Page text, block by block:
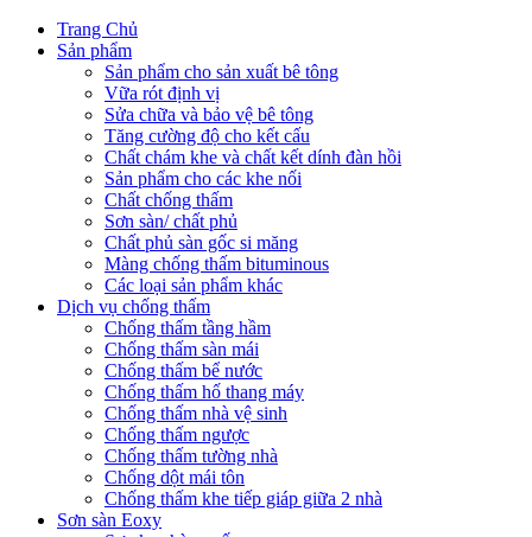
Trang Chủ
Sản phẩm
Sản phẩm cho sản xuất bê tông
Vữa rót định vị
Sửa chữa và bảo vệ bê tông
Tăng cường độ cho kết cấu
Chất chám khe và chất kết dính đàn hồi
Sản phẩm cho các khe nối
Chất chống thấm
Sơn sàn/ chất phủ
Chất phủ sàn gốc si măng
Màng chống thấm bituminous
Các loại sản phẩm khác
Dịch vụ chống thấm
Chống thấm tầng hầm
Chống thấm sàn mái
Chống thấm bể nước
Chống thấm hố thang máy
Chống thấm nhà vệ sinh
Chống thấm ngược
Chống thấm tường nhà
Chống dột mái tôn
Chống thấm khe tiếp giáp giữa 2 nhà
Sơn sàn Eoxy